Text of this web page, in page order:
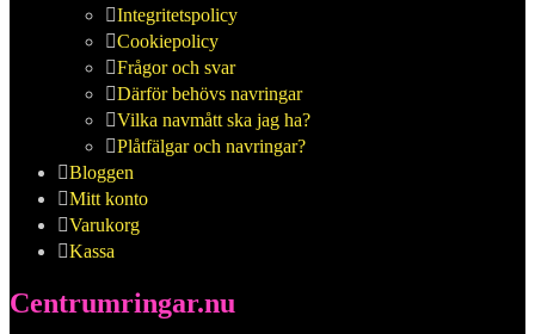
Integritetspolicy
Cookiepolicy
Frågor och svar
Därför behövs navringar
Vilka navmått ska jag ha?
Plåtfälgar och navringar?
Bloggen
Mitt konto
Varukorg
Kassa
Centrumringar.nu